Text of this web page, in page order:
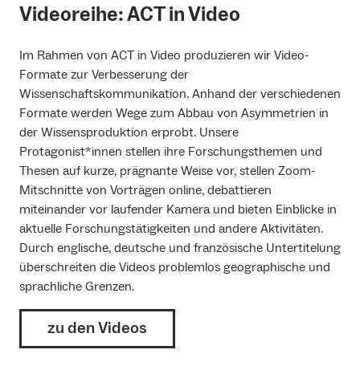
Videoreihe: ACT in Video
Im Rahmen von ACT in Video produzieren wir Video-
Formate zur Verbesserung der
Wissenschaftskommunikation. Anhand der verschiedenen
Formate werden Wege zum Abbau von Asymmetrien in
der Wissensproduktion erprobt. Unsere
Protagonist*innen stellen ihre Forschungsthemen und
Thesen auf kurze, prägnante Weise vor, stellen Zoom-
Mitschnitte von Vorträgen online, debattieren
miteinander vor laufender Kamera und bieten Einblicke in
aktuelle Forschungstätigkeiten und andere Aktivitäten.
Durch englische, deutsche und französische Untertitelung
überschreiten die Videos problemlos geographische und
sprachliche Grenzen.
zu den Videos